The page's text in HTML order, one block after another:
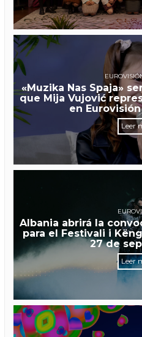
«Muzika Nas Spaja»
que Mija Vujović
en
Leer
Albania abrirá la
para el Festivali i
27 de
Leer